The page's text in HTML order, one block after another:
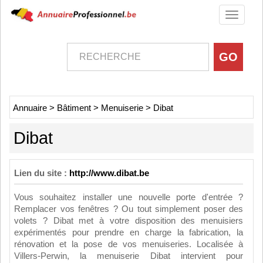
Toggle
Annuaire > Bâtiment > Menuiserie > Dibat
Dibat
Lien du site : http://www.dibat.be
Vous souhaitez installer une nouvelle porte d'entrée ?
Remplacer vos fenêtres ? Ou tout simplement poser des
volets ? Dibat met à votre disposition des menuisiers
expérimentés pour prendre en charge la fabrication, la
rénovation et la pose de vos menuiseries. Localisée à
Villers-Perwin, la menuiserie Dibat intervient pour